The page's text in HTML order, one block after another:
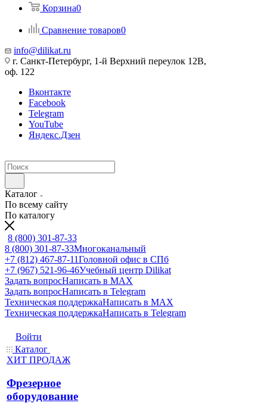
Корзина0
Сравнение товаров0
info@dilikat.ru
г. Санкт-Петербург, 1-й Верхний переулок 12В,
оф. 122
Вконтакте
Facebook
Telegram
YouTube
Яндекс.Дзен
Каталог
По всему сайту
По каталогу
8 (800) 301-87-33
8 (800) 301-87-33Многоканальный
+7 (812) 467-87-11Головной офис в СПб
+7 (967) 521-96-46Учебный центр Dilikat
Задать вопросНаписать в MAX
Задать вопросНаписать в Telegram
Техническая поддержкаНаписать в MAX
Техническая поддержкаНаписать в Telegram
Войти
Каталог
ХИТ ПРОДАЖ
Фрезерное
оборудование